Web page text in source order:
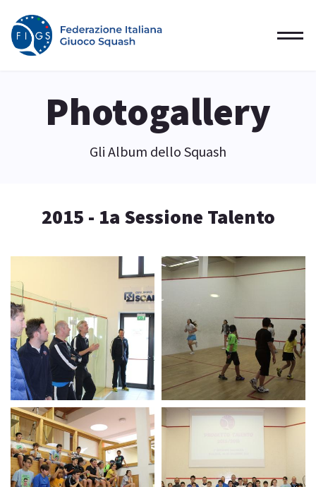
Photogallery
Gli Album dello Squash
2015 - 1a Sessione Talento